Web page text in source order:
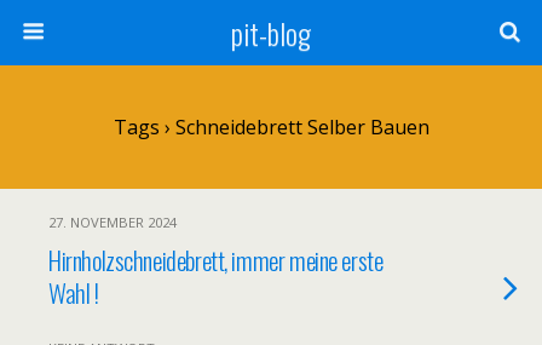
pit-blog
Tags › Schneidebrett Selber Bauen
27. NOVEMBER 2024
Hirnholzschneidebrett, immer meine erste
Wahl !